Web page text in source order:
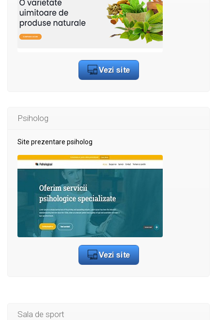
Psiholog
Site prezentare psiholog
Sala de sport